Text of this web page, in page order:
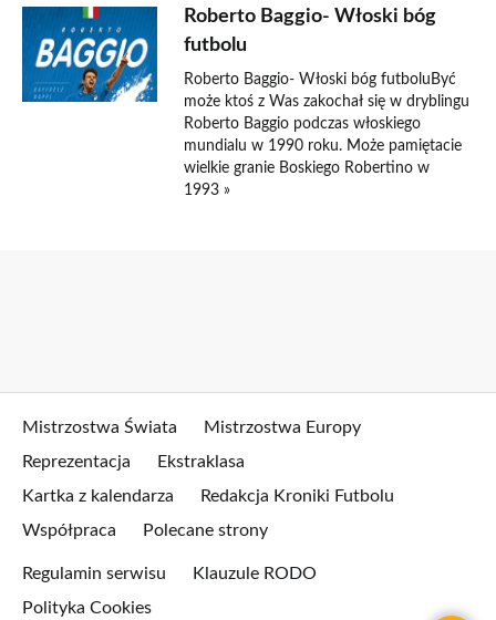
Roberto Baggio- Włoski bóg
futbolu
Roberto Baggio- Włoski bóg futboluByć
może ktoś z Was zakochał się w dryblingu
Roberto Baggio podczas włoskiego
mundialu w 1990 roku. Może pamiętacie
wielkie granie Boskiego Robertino w
1993 »
Mistrzostwa Świata
Mistrzostwa Europy
Reprezentacja
Ekstraklasa
Kartka z kalendarza
Redakcja Kroniki Futbolu
Współpraca
Polecane strony
Regulamin serwisu
Klauzule RODO
Polityka Cookies